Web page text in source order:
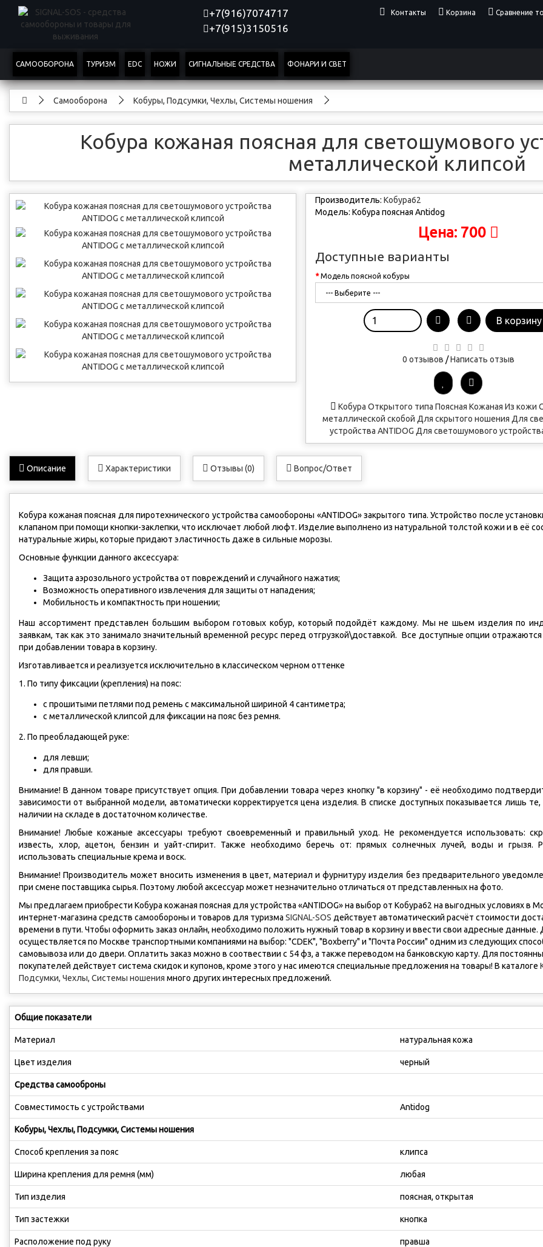
+7(916)7074717
+7(915)3150516
Сравнение
Корзина
Контакты
САМООБОРОНА ТУРИЗМ EDC НОЖИ СИГНАЛЬНЫЕ СРЕДСТВА ФОНАРИ И СВЕТ
Самооборона Кобуры, Подсумки, Чехлы, Системы ношения
Кобура кожаная поясная для светошумового
металлической клипсой
Производитель: Кобура62
Модель: Кобура поясная Antidog
Цена: 700
Доступные варианты
Модель поясной кобуры
В корзину
0 отзывов /Написать отзыв
Кобура Открытого типа Поясная Кожаная Из кожи
металлической скобой Для скрытого ношения Для
устройства ANTIDOG Для светошумового
Описание Характеристики Отзывы (0) Вопрос/Ответ
Кобура кожаная поясная для пиротехнического устройства самообороны «ANTIDOG» закрытого типа. Устройство после
клапаном при помощи кнопки-заклепки, что исключает любой люфт. Изделие выполнено из натуральной толстой кожи и в её
натуральные жиры, которые придают эластичность даже в сильные морозы.
Основные функции данного аксессуара:
Защита аэрозольного устройства от повреждений и случайного нажатия;
Возможность оперативного извлечения для защиты от нападения;
Мобильность и компактность при ношении;
Наш ассортимент представлен большим выбором готовых кобур, который подойдёт каждому. Мы не шьем изделия по
заявкам, так как это занимало значительный временной ресурс перед отгрузкой\доставкой. Все доступные опции
при добавлении товара в корзину.
Изготавливается и реализуется исключительно в классическом черном оттенке
1. По типу фиксации (крепления) на пояс:
с прошитыми петлями под ремень с максимальной шириной 4 сантиметра;
с металлической клипсой для фиксации на пояс без ремня.
2. По преобладающей руке:
для левши;
для правши.
Внимание! В данном товаре присутствует опция. При добавлении товара через кнопку "в корзину" - её необходимо
зависимости от выбранной модели, автоматически корректируется цена изделия. В списке доступных показывается лишь
наличии на складе в достаточном количестве.
Внимание! Любые кожаные аксессуары требуют своевременный и правильный уход. Не рекомендуется использовать:
известь, хлор, ацетон, бензин и уайт-спирит. Также необходимо беречь от: прямых солнечных лучей, воды и грызя.
использовать специальные крема и воск.
Внимание! Производитель может вносить изменения в цвет, материал и фурнитуру изделия без предварительного
при смене поставщика сырья. Поэтому любой аксессуар может незначительно отличаться от представленных на фото.
Мы предлагаем приобрести Кобура кожаная поясная для устройства «ANTIDOG» на выбор от Кобура62 на выгодных условиях в
интернет-магазина средств самообороны и товаров для туризма SIGNAL-SOS действует автоматический расчёт стоимости
времени в пути. Чтобы оформить заказ онлайн, необходимо положить нужный товар в корзину и ввести свои адресные данные.
осуществляется по Москве транспортными компаниями на выбор: "CDEK", "Boxberry" и "Почта России" одним из следующих
самовывоза или до двери. Оплатить заказ можно в соотвествии с 54 фз, а также переводом на банковскую карту. Для
покупателей действует система скидок и купонов, кроме этого у нас имеются cпециальные предложения на товары! В каталоге
Подсумки, Чехлы, Системы ношения много других интересных предложений.
Общие показатели
Материал натуральная кожа
Цвет изделия черный
Средства самооброны
Совместимость с устройствами Antidog
Кобуры, Чехлы, Подсумки, Системы ношения
Способ крепления за пояс клипса
Ширина крепления для ремня (мм) любая
Тип изделия поясная, открытая
Тип застежки кнопка
Расположение под руку правша